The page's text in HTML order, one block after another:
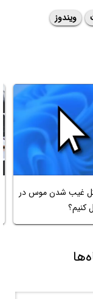
ویندوز
غیب شدن موس در
کنیم؟